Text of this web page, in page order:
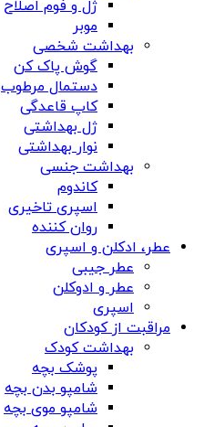
ژل و فوم اصلاح
موبر
بهداشت شخصی
گوش پاک کن
دستمال مرطوب
کاپ قاعدگی
ژل بهداشتی
نوار بهداشتی
بهداشت جنسی
کاندوم
اسپری تاخیری
روان کننده
عطر، ادکلن و اسپری
عطر جیبی
عطر و ادوکلن
اسپری
مراقبت از کودکان
بهداشت کودک
پوشک بچه
شامپو بدن بچه
شامپو موی بچه